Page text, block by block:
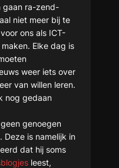
gaan ra-zend-
niet meer bij te
ons als ICT-
Elke dag is
weer iets over
van willen leren.
nog gedaan
genoegen
Deze is namelijk in
dat hij soms
leest,